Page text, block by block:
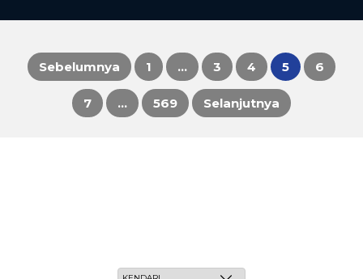
Paginasi
Sebelumnya 1 … 3 4 5 6
7 … 569 Selanjutnya